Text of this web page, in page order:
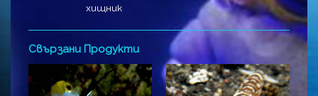
хищник
Свързани Продукти